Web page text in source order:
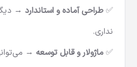
✅طراحی آماده و استاندارد →
نداری.
✅ماژولار و قابل توسعه →